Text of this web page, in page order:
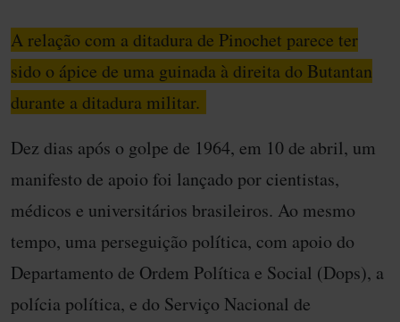
A relação com a ditadura de Pinochet parece ter
sido o ápice de uma guinada à direita do Butantan
durante a ditadura militar.
Dez dias após o golpe de 1964, em 10 de abril, um
manifesto de apoio foi lançado por cientistas,
médicos e universitários brasileiros. Ao mesmo
tempo, uma perseguição política, com apoio do
Departamento de Ordem Política e Social (Dops), a
polícia política, e do Serviço Nacional de